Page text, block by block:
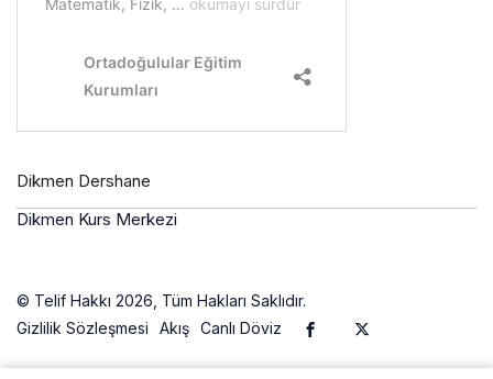
Dikmen Dershane
Dikmen Kurs Merkezi
© Telif Hakkı 2026, Tüm Hakları Saklıdır.
Gizlilik Sözleşmesi
Akış Canlı Döviz